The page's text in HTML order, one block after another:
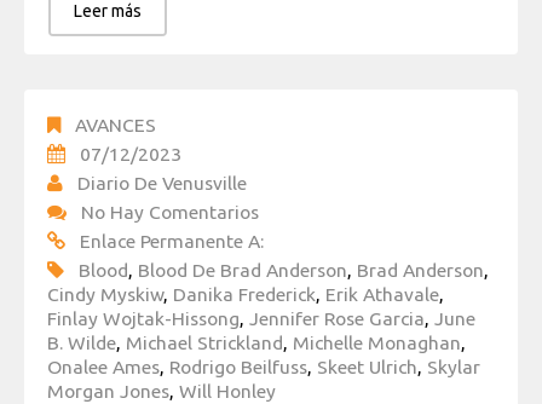
Leer más
AVANCES
07/12/2023
Diario De Venusville
No Hay Comentarios
Enlace Permanente A:
Blood, Blood De Brad Anderson, Brad Anderson,
Cindy Myskiw, Danika Frederick, Erik Athavale,
Finlay Wojtak-Hissong, Jennifer Rose Garcia, June
B. Wilde, Michael Strickland, Michelle Monaghan,
Onalee Ames, Rodrigo Beilfuss, Skeet Ulrich, Skylar
Morgan Jones, Will Honley